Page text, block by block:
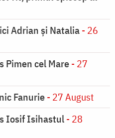
Adrian și Natalia- 26
Pimen cel Mare- 27
Fanurie- 27 August
Iosif Isihastul- 28